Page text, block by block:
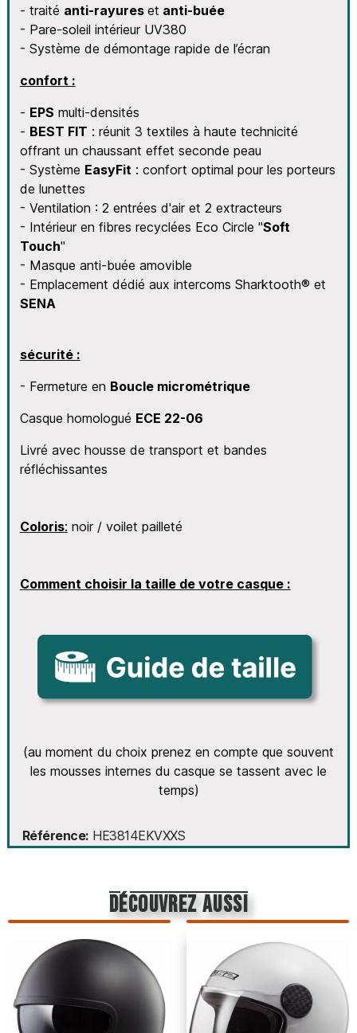
- traité anti-rayures et anti-buée
- Pare-soleil intérieur UV380
- Système de démontage rapide de l’écran
confort :
- EPS multi-densités
- BEST FIT : réunit 3 textiles à haute technicité
offrant un chaussant effet seconde peau
- Système EasyFit : confort optimal pour les porteurs
de lunettes
- Ventilation : 2 entrées d'air et 2 extracteurs
- Intérieur en fibres recyclées Eco Circle "Soft
Touch"
- Masque anti-buée amovible
- Emplacement dédié aux intercoms Sharktooth® et
SENA
sécurité :
- Fermeture en Boucle micrométrique
Casque homologué ECE 22-06
Livré avec housse de transport et bandes
réfléchissantes
Coloris: noir / voilet pailleté
Comment choisir la taille de votre casque :
(au moment du choix prenez en compte que souvent
les mousses internes du casque se tassent avec le
temps)
Référence HE3814EKVXXS
découvrez aussi